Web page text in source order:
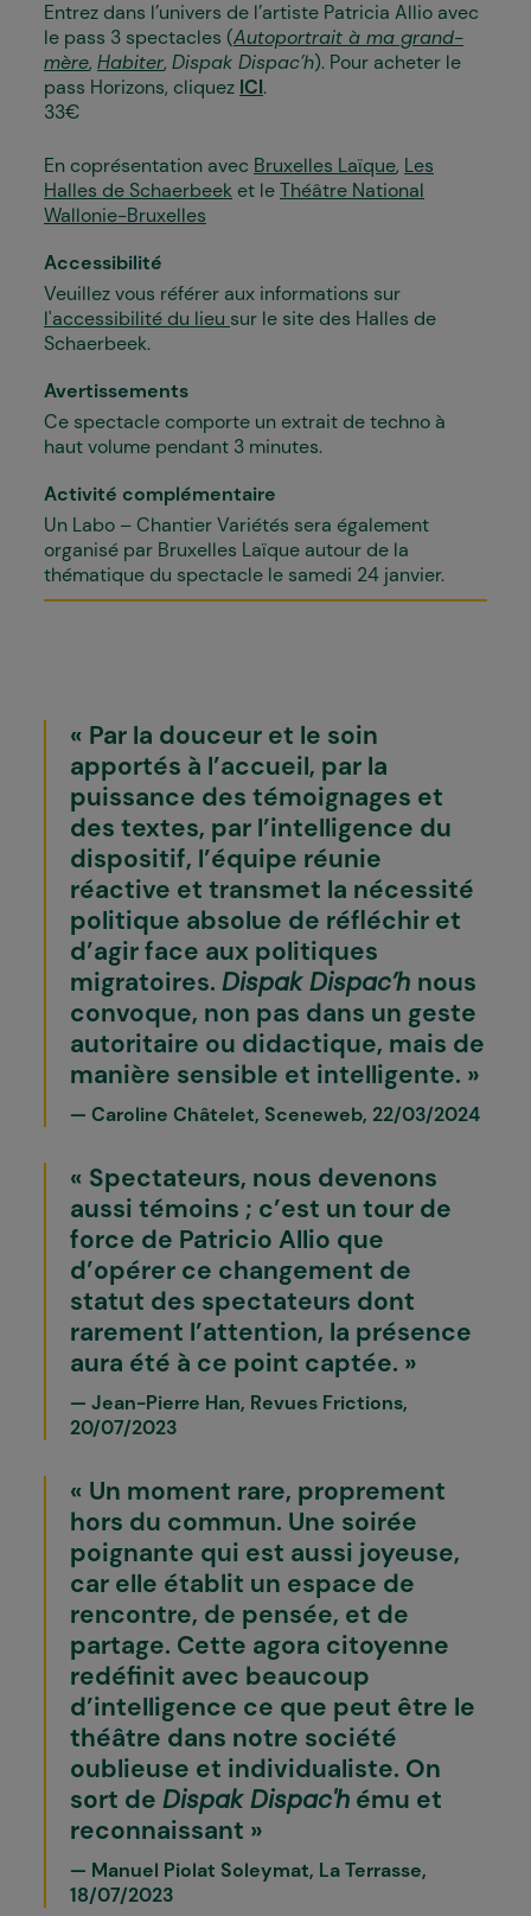
Entrez dans l’univers de l’artiste Patricia Allio avec
le pass 3 spectacles (Autoportrait à ma grand-
mère, Habiter, Dispak Dispac’h). Pour acheter le
pass Horizons, cliquez ICI.
33€
En coprésentation avec Bruxelles Laïque, Les
Halles de Schaerbeek et leThéâtre National
Wallonie-Bruxelles
Accessibilité
Veuillez vous référer aux informations sur
l'accessibilité du lieu sur le site des Halles de
Schaerbeek.
Avertissements
Ce spectacle comporte un extrait de techno à
haut volume pendant 3 minutes.
Activité complémentaire
Un Labo – Chantier Variétés sera également
organisé par Bruxelles Laïque autour de la
thématique du spectacle le samedi 24 janvier.
Par la douceur et le soin
apportés à l’accueil, par la
puissance des témoignages et
des textes, par l’intelligence du
dispositif, l’équipe réunie
réactive et transmet la nécessité
politique absolue de réfléchir et
d’agir face aux politiques
migratoires. Dispak Dispac’h nous
convoque, non pas dans un geste
autoritaire ou didactique, mais de
manière sensible et intelligente.
Caroline Châtelet, Sceneweb, 22/03/2024
Spectateurs, nous devenons
aussi témoins ; c’est un tour de
force de Patricio Allio que
d’opérer ce changement de
statut des spectateurs dont
rarement l’attention, la présence
aura été à ce point captée.
Jean-Pierre Han, Revues Frictions,
20/07/2023
Un moment rare, proprement
hors du commun. Une soirée
poignante qui est aussi joyeuse,
car elle établit un espace de
rencontre, de pensée, et de
partage. Cette agora citoyenne
redéfinit avec beaucoup
d’intelligence ce que peut être le
théâtre dans notre société
oublieuse et individualiste. On
sort de Dispak Dispac'h ému et
reconnaissant
Manuel Piolat Soleymat, La Terrasse,
18/07/2023